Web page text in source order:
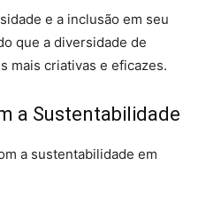
e a inclusão em seu
que a diversidade de
mais criativas e eficazes.
a Sustentabilidade
a sustentabilidade em